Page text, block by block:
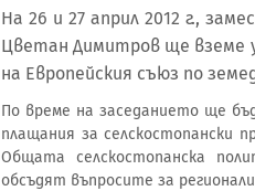
На 26 и 27 април 2012 г.,
Цветан Димитров ще вземе
на Европейския съюз по
По време на заседанието ще
плащания за селскостопански
Общата селскостопанска
обсъдят въпросите за